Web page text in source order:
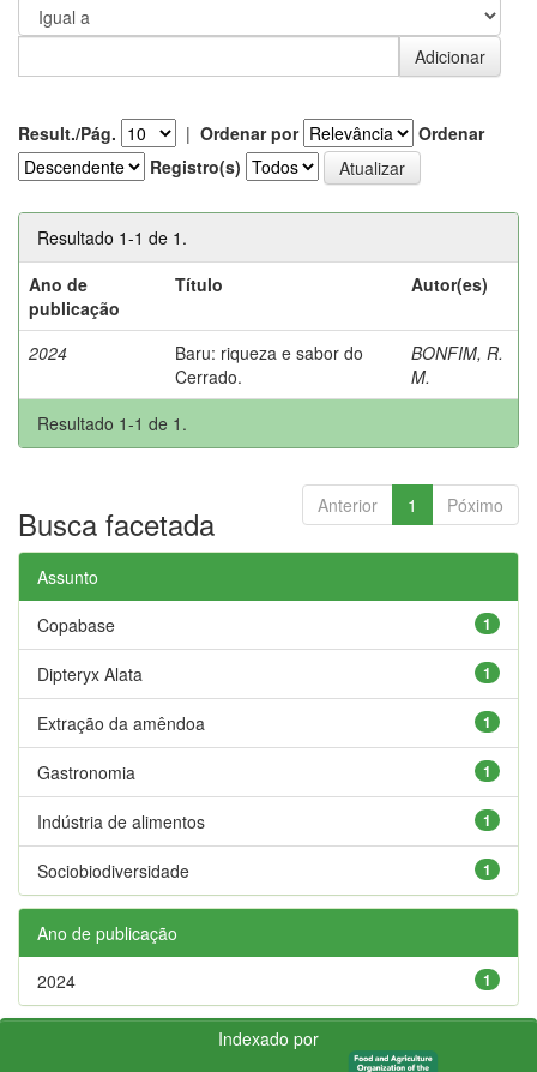
Result./Pág. | Ordenar por
Ordenar
Registro(s)
Resultado 1-1 de 1.
Ano de
publicação
Título Autor(es)
2024
Baru: riqueza e sabor do
Cerrado.
BONFIM, R.
M.
Resultado 1-1 de 1.
Anterior 1 Póximo
Busca facetada
Assunto
1
Copabase
1
Dipteryx Alata
1
Extração da amêndoa
1
Gastronomia
1
Indústria de alimentos
1
Sociobiodiversidade
Ano de publicação
1
2024
Indexado por